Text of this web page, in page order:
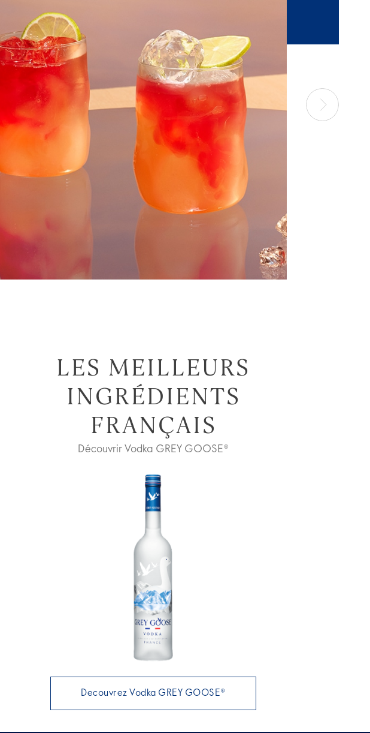
LES MEILLEURS
INGRÉDIENTS
FRANÇAIS
Découvrir Vodka GREY GOOSE®
Decouvrez Vodka GREY GOOSE®